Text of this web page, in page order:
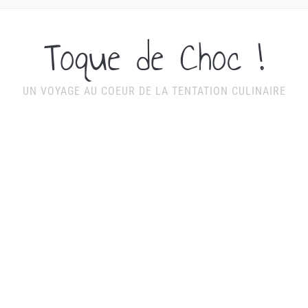
Toque de Choc !
UN VOYAGE AU COEUR DE LA TENTATION CULINAIRE